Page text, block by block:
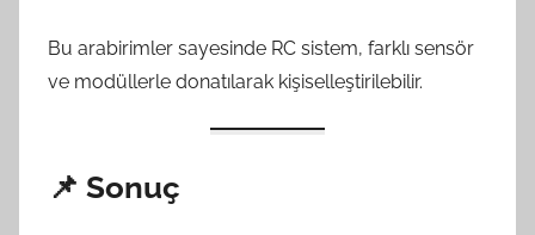
Bu arabirimler sayesinde RC sistem, farklı sensör
ve modüllerle donatılarak kişiselleştirilebilir.
📌 Sonuç